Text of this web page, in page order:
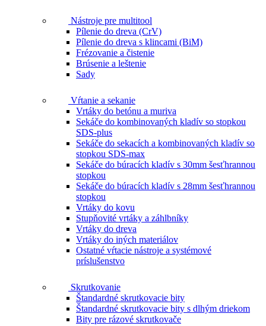
Nástroje pre multitool
Pílenie do dreva (CrV)
Pílenie do dreva s klincami (BiM)
Frézovanie a čistenie
Brúsenie a leštenie
Sady
Vŕtanie a sekanie
Vrtáky do betónu a muriva
Sekáče do kombinovaných kladív so stopkou
SDS-plus
Sekáče do sekacích a kombinovaných kladív so
stopkou SDS-max
Sekáče do búracích kladív s 30mm šesťhrannou
stopkou
Sekáče do búracích kladív s 28mm šesťhrannou
stopkou
Vrtáky do kovu
Stupňovité vrtáky a záhlbníky
Vrtáky do dreva
Vrtáky do iných materiálov
Ostatné vŕtacie nástroje a systémové
príslušenstvo
Skrutkovanie
Štandardné skrutkovacie bity
Štandardné skrutkovacie bity s dlhým driekom
Bity pre rázové skrutkovače